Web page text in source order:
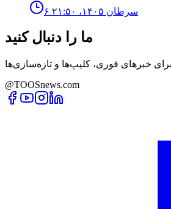
۶ سرطان ۱۴۰۵، ۲۱:۵۰
ما را دنبال کنید
@TOOSnews.com